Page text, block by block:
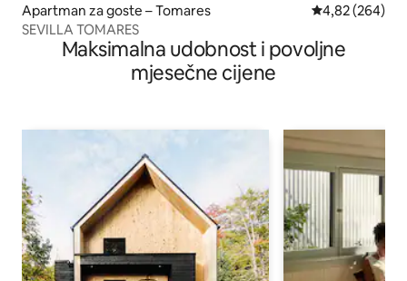
Apartman za goste – Tomares Prosječna
4,82 (264)
SEVILLA TOMARES
Maksimalna udobnost i povoljne
mjesečne cijene